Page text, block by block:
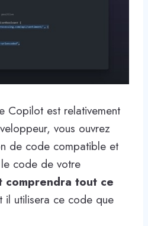
Copilot est relativement
vous ouvrez
de code compatible et
code de votre
comprendra tout ce
il utilisera ce code que